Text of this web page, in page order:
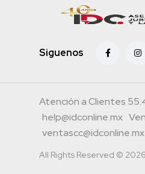
Siguenos
Atención a Clientes
help@idconline.mx
ventascc@idconline.mx
All Rights Reserved ©